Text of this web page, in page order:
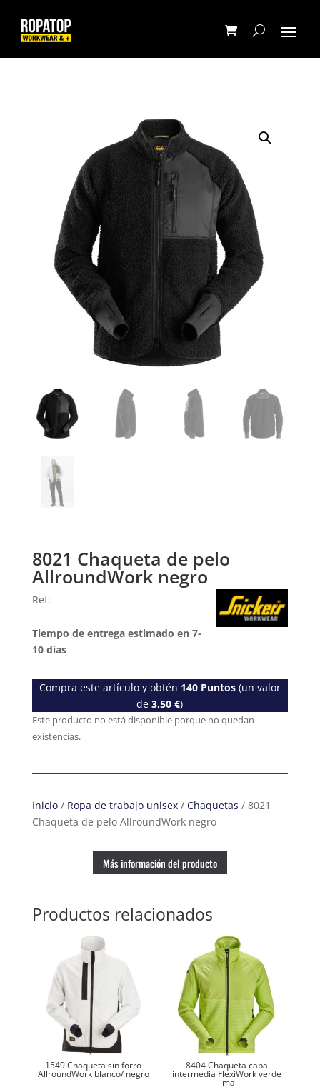
8021 Chaqueta de pelo
AllroundWork negro
Ref:
Tiempo de entrega estimado en 7-
10 días
Compra este artículo y obtén 140Puntos(un valor
de3,50€)
Este producto no está disponible porque no quedan
existencias.
Inicio/ Ropa de trabajo unisex/ Chaquetas / 8021
Chaqueta de pelo AllroundWork negro
Más información del producto
Productos relacionados
1549 Chaqueta sin forro
AllroundWork blanco/ negro
8404 Chaqueta capa
intermedia FlexiWork verde
lima